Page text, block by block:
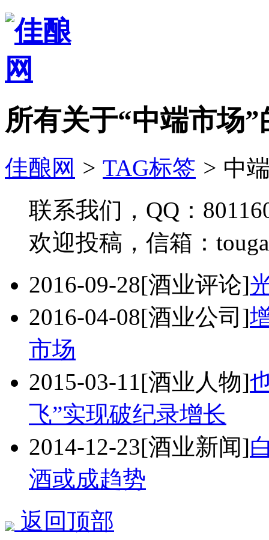
所有关于“中端市场”
佳酿网 > TAG标签 > 中
联系我们，QQ：
欢迎投稿，信箱：
2016-09-28[酒业评论]
2016-04-08[酒业公司]
市场
2015-03-11[酒业人物]
飞”实现破纪录增长
2014-12-23[酒业新闻]
酒或成趋势
返回顶部